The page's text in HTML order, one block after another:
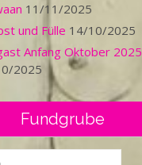
11/11/2025
und Fülle 14/10/2025
Anfang Oktober 2025
2025
Fundgrube